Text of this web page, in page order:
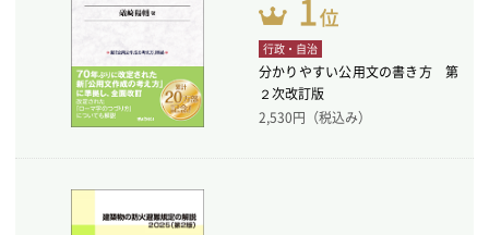
行政・自治
分かりやすい公用文の書き方 第
２次改訂版
2,530円（税込み）